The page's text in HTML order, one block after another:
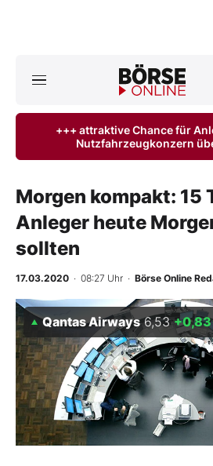
ktuelle Ausgabe BÖRSE
Finanz-Check
BO-Musterdepots
Experten
Mein B:O
Mein Konto
+++ attraktive Chance für
Nutzfahrzeugkonzern
Morgen kompakt: 15
Anleger heute
sollten
17.03.2020 · 08:27 Uhr · Börse Online
Qantas Airways 6,53 +0,83